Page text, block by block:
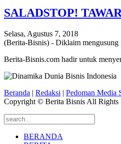
SALADSTOP!
Selasa, Agustus 7, 2018
(Berita-Bisnis) - Diklaim mengusung
Berita-Bisnis.com hadir untuk
Beranda | Redaksi | Pedoman Media
Copyright © Berita Bisnis All Rights
BERANDA